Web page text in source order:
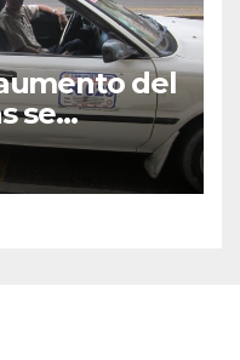
del
se